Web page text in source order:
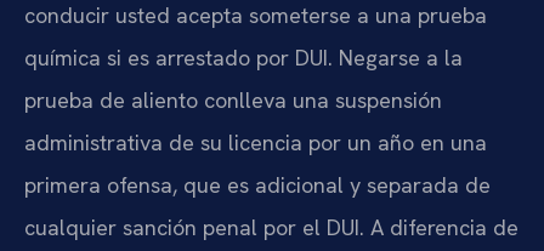
conducir usted acepta someterse a una prueba
química si es arrestado por DUI. Negarse a la
prueba de aliento conlleva una suspensión
administrativa de su licencia por un año en una
primera ofensa, que es adicional y separada de
cualquier sanción penal por el DUI. A diferencia de